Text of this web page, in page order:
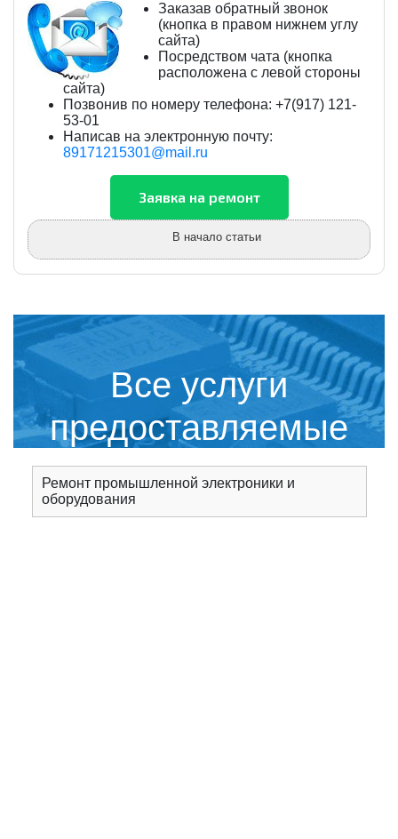
Заказав обратный звонок
(кнопка в правом нижнем углу
сайта)
Посредством чата (кнопка
расположена с левой стороны
сайта)
Позвонив по номеру телефона: +7(917) 121-
53-01
Написав на электронную почту:
89171215301@mail.ru
В начало статьи
Все услуги
предоставляемые
сервисным центром
Ремонт промышленной электроники и
оборудования